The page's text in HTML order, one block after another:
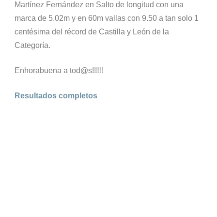
Martínez Fernández en Salto de longitud con una
marca de 5.02m y en 60m vallas con 9.50 a tan solo 1
centésima del récord de Castilla y León de la
Categoría.
Enhorabuena a tod@s!!!!!!
Resultados completos